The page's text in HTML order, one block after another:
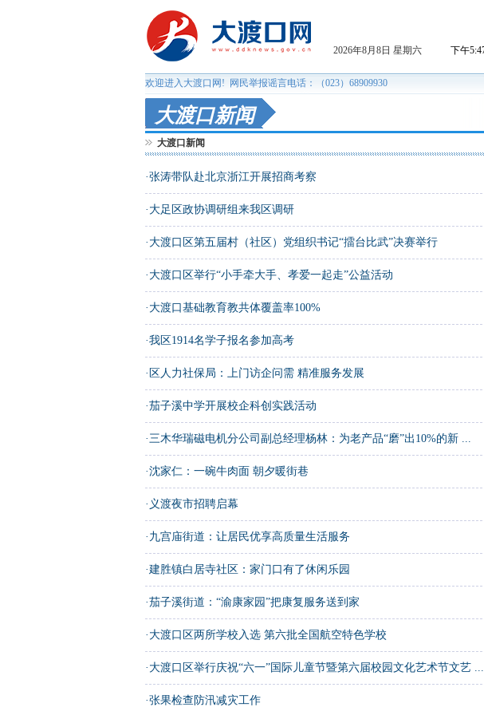
大渡口新闻
大渡口新闻
·张涛带队赴北京浙江开展招商考察
· 大足区政协调研组来我区调研
· 大渡口区第五届村（社区）党组织书记“擂台比武”决赛举行
· 大渡口区举行“小手牵大手、孝爱一起走”公益活动
· 大渡口基础教育教共体覆盖率100%
·我区1914名学子报名参加高考
· 区人力社保局：上门访企问需 精准服务发展
·茄子溪中学开展校企科创实践活动
·三木华瑞磁电机分公司副总经理杨林：为老产品“磨”出10%的新 ...
·沈家仁：一碗牛肉面 朝夕暖街巷
· 义渡夜市招聘启幕
· 九宫庙街道：让居民优享高质量生活服务
·建胜镇白居寺社区：家门口有了休闲乐园
·茄子溪街道：“渝康家园”把康复服务送到家
· 大渡口区两所学校入选 第六批全国航空特色学校
· 大渡口区举行庆祝“六一”国际儿童节暨第六届校园文化艺术节文艺 ...
·张果检查防汛减灾工作